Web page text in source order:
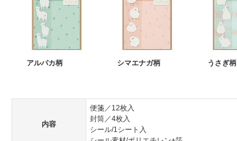
アルパカ柄 シマエナガ柄 うさぎ柄
内容
便箋／12枚入
封筒／4枚入
シール/1シート入